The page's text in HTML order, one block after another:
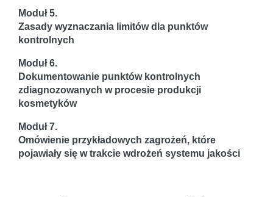
Moduł 5.
Zasady wyznaczania limitów dla punktów
kontrolnych
Moduł 6.
Dokumentowanie punktów kontrolnych
zdiagnozowanych w procesie produkcji
kosmetyków
Moduł 7.
Omówienie przykładowych zagrożeń, które
pojawiały się w trakcie wdrożeń systemu jakości